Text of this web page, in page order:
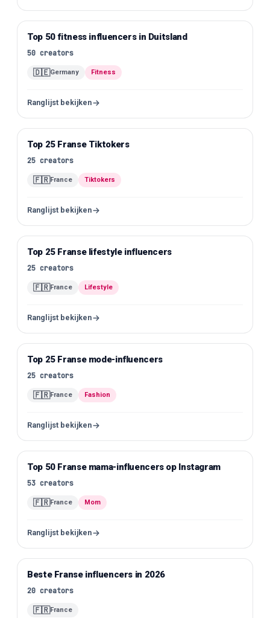
Instagram
Top 50 fitness influencers in Duitsland
50 creators
🇩🇪Germany Fitness
Ranglijst bekijken
TikTok
Top 25 Franse Tiktokers
25 creators
🇫🇷France Tiktokers
Ranglijst bekijken
Instagram
Top 25 Franse lifestyle influencers
25 creators
🇫🇷France Lifestyle
Ranglijst bekijken
Instagram
Top 25 Franse mode-influencers
25 creators
🇫🇷France Fashion
Ranglijst bekijken
Instagram
Top 50 Franse mama-influencers op Instagram
53 creators
🇫🇷France Mom
Ranglijst bekijken
Instagram
Beste Franse influencers in 2026
20 creators
🇫🇷France